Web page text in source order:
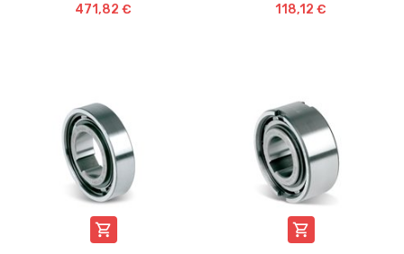
471,82 € 118,12 €
 